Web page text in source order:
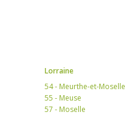
Lorraine
54 - Meurthe-et-Moselle
55 - Meuse
57 - Moselle